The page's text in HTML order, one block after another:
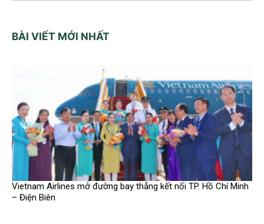
BÀI VIẾT MỚI NHẤT
Vietnam Airlines mở đường bay thẳng kết nối TP. Hồ Chí Minh
– Điện Biên